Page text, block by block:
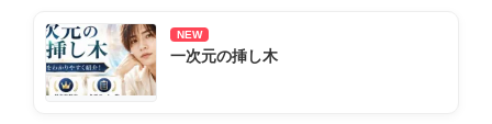
NEW
一次元の挿し木